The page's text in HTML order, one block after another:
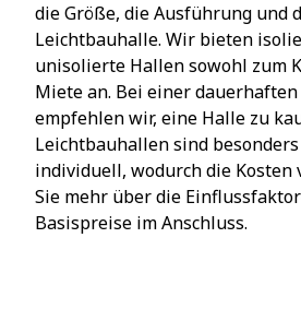
die Größe, die Ausführung und
Leichtbauhalle. Wir bieten
unisolierte Hallen sowohl zum
Miete an. Bei einer
empfehlen wir, eine Halle zu
Leichtbauhallen sind
individuell, wodurch die Kosten
Sie mehr über die
Basispreise im Anschluss.